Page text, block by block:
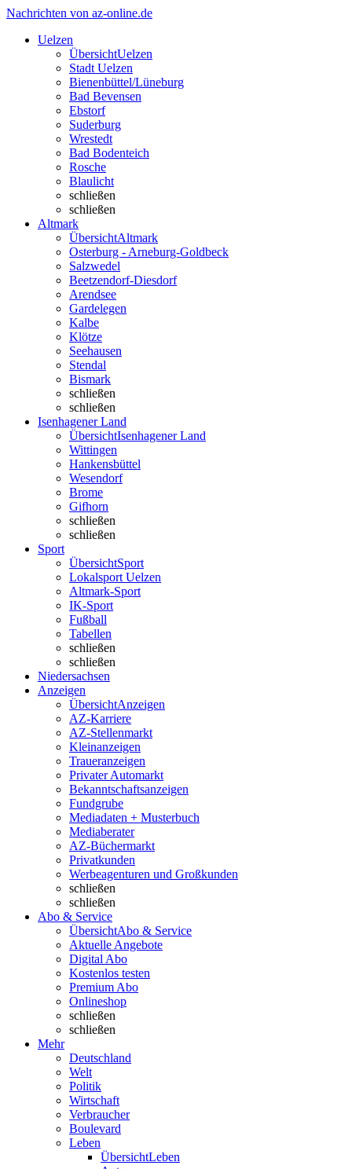
Nachrichten von az-online.de
Uelzen
ÜbersichtUelzen
Stadt Uelzen
Bienenbüttel/Lüneburg
Bad Bevensen
Ebstorf
Suderburg
Wrestedt
Bad Bodenteich
Rosche
Blaulicht
schließen
schließen
Altmark
ÜbersichtAltmark
Osterburg - Arneburg-Goldbeck
Salzwedel
Beetzendorf-Diesdorf
Arendsee
Gardelegen
Kalbe
Klötze
Seehausen
Stendal
Bismark
schließen
schließen
Isenhagener Land
ÜbersichtIsenhagener Land
Wittingen
Hankensbüttel
Wesendorf
Brome
Gifhorn
schließen
schließen
Sport
ÜbersichtSport
Lokalsport Uelzen
Altmark-Sport
IK-Sport
Fußball
Tabellen
schließen
schließen
Niedersachsen
Anzeigen
ÜbersichtAnzeigen
AZ-Karriere
AZ-Stellenmarkt
Kleinanzeigen
Traueranzeigen
Privater Automarkt
Bekanntschaftsanzeigen
Fundgrube
Mediadaten + Musterbuch
Mediaberater
AZ-Büchermarkt
Privatkunden
Werbeagenturen und Großkunden
schließen
schließen
Abo & Service
ÜbersichtAbo & Service
Aktuelle Angebote
Digital Abo
Kostenlos testen
Premium Abo
Onlineshop
schließen
schließen
Mehr
Deutschland
Welt
Politik
Wirtschaft
Verbraucher
Boulevard
Leben
ÜbersichtLeben